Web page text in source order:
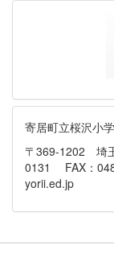
寄居町立桜沢小
〒369-1202 埼
0131 FAX：
yorii.ed.jp